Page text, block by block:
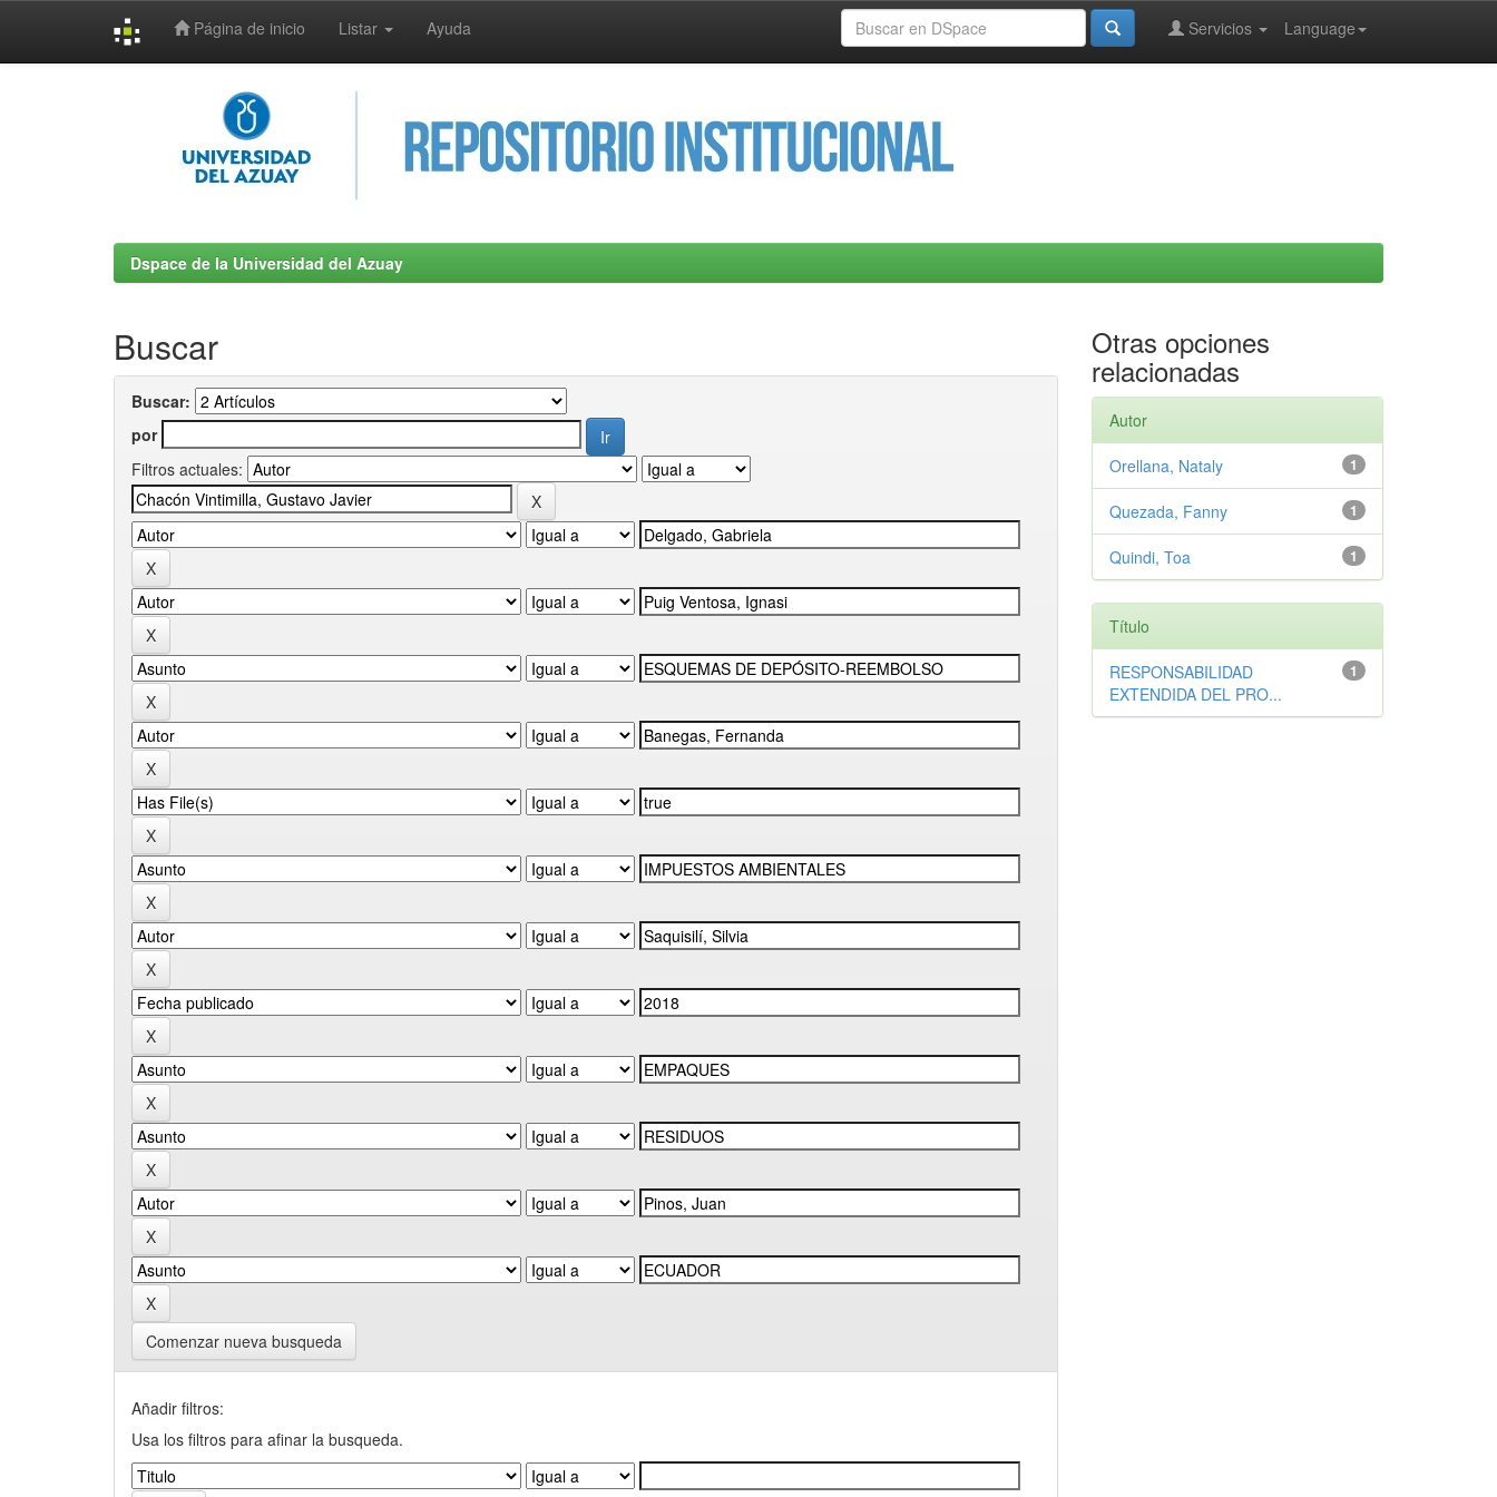
Página de inicio Listar Ayuda Language
Servicios
Dspace de la Universidad del Azuay
Buscar
Buscar:
por
Filtros actuales:
Comenzar nueva busqueda
Añadir filtros:
Usa los filtros para afinar la busqueda.
Otras opciones
relacionadas
Autor
1
Orellana, Nataly
1
Quezada, Fanny
1
Quindi, Toa
Título
1
RESPONSABILIDAD
EXTENDIDA DEL PRO...